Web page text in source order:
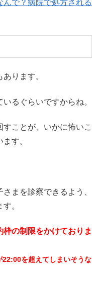
んで？病院で処方される
ります。
るぐらいですからね。
ことが、いかに怖いこ
す。
まを診察できるよう、
。
の制限をかけておりま
を超えてしまいそうな